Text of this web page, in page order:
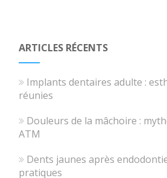
ARTICLES RÉCENTS
Implants dentaires adulte :
réunies
Douleurs de la mâchoire :
ATM
Dents jaunes après
pratiques